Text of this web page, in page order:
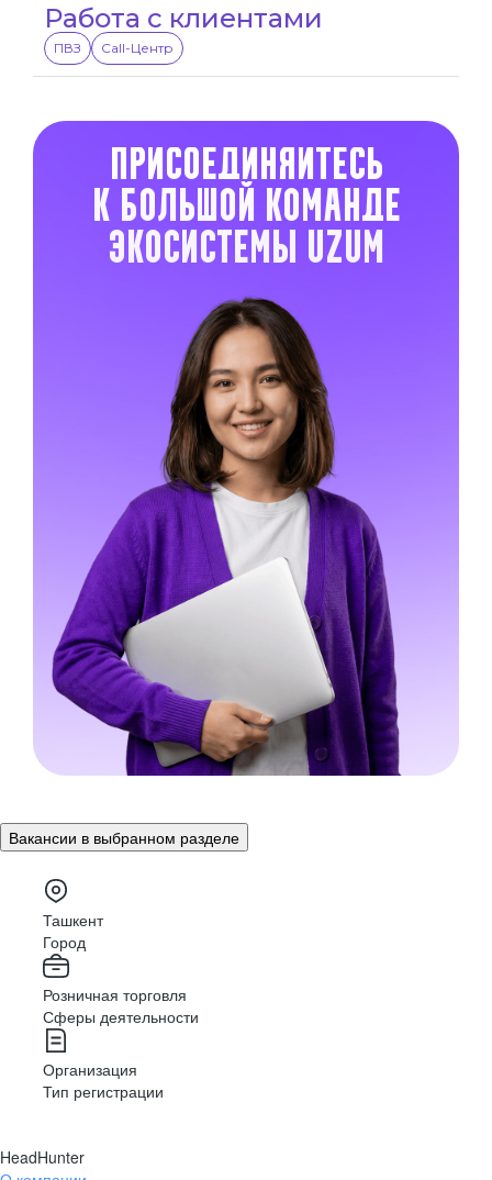
Работа с клиентами
ПВЗ Call-Центр
Присоединяйтесь
к большой команде
экосистемы Uzum
Вакансии в выбранном разделе
Ташкент
Город
Розничная торговля
Сферы деятельности
Организация
Тип регистрации
HeadHunter